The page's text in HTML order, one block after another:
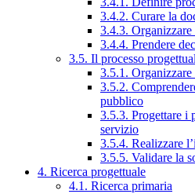
3.4.2. Curare la
3.4.3.
3.4.4. Prendere
3.5. Il processo
3.5.1.
3.5.2.
pubblico
3.5.3. Progettare i
servizio
3.5.4. Realizzare
3.5.5. Validare la
4. Ricerca progettuale
4.1. Ricerca primaria